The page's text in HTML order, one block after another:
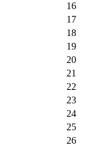
16
17
18
19
20
21
22
23
24
25
26